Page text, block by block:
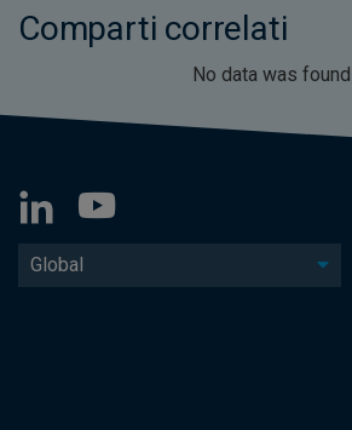
Comparti correlati
No data was found
Global